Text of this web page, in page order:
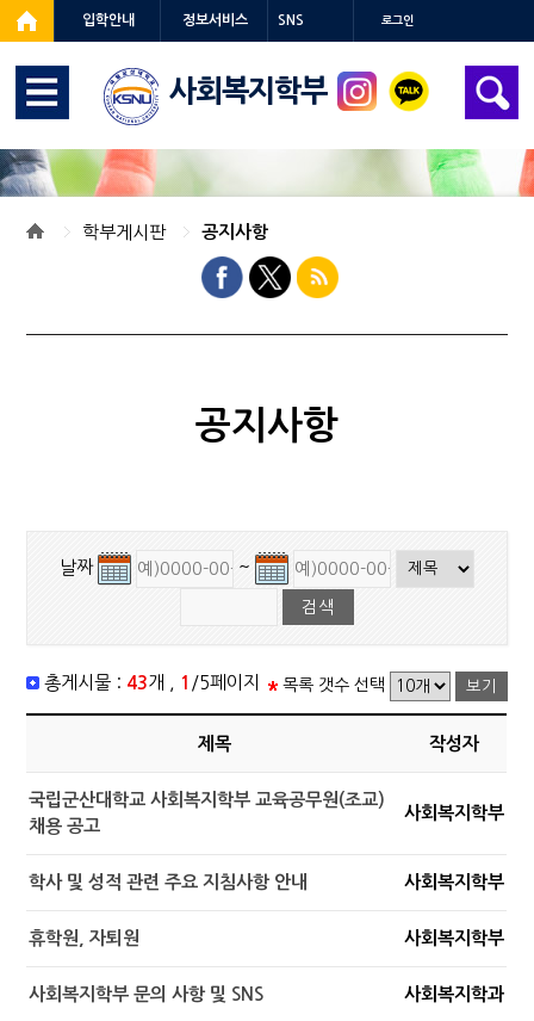
입학안내 정보서비스 SNS 로그인
사회복지학부
학부게시판 공지사항
공지사항
날짜 ~
총게시물 : 43 개 , 1 /5페이지 목록 갯수 선택
제목 작성자
국립군산대학교 사회복지학부 교육공무원(조교)
채용 공고
사회복지학부
학사 및 성적 관련 주요 지침사항 안내 사회복지학부
휴학원, 자퇴원 사회복지학부
사회복지학부 문의 사항 및 SNS 사회복지학과